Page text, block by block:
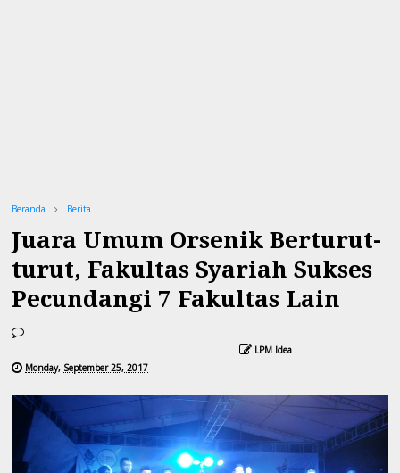
Beranda Berita
Juara Umum Orsenik Berturut-
turut, Fakultas Syariah Sukses
Pecundangi 7 Fakultas Lain
LPM Idea
Monday, September 25, 2017